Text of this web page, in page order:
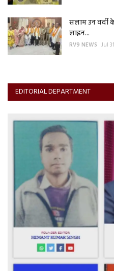
सलाम उन
लाइन...
RV9 NEWS Jul
EDITORIAL DEPARTMENT